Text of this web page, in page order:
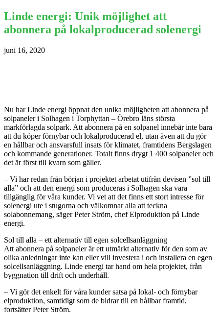
Linde energi: Unik möjlighet att
abonnera på lokalproducerad solenergi
juni 16, 2020
Nu har Linde energi öppnat den unika möjligheten att abonnera på
solpaneler i Solhagen i Torphyttan – Örebro läns största
markförlagda solpark. Att abonnera på en solpanel innebär inte bara
att du köper förnybar och lokalproducerad el, utan även att du gör
en hållbar och ansvarsfull insats för klimatet, framtidens Bergslagen
och kommande generationer. Totalt finns drygt 1 400 solpaneler och
det är först till kvarn som gäller.
– Vi har redan från början i projektet arbetat utifrån devisen ”sol till
alla” och att den energi som produceras i Solhagen ska vara
tillgänglig för våra kunder. Vi vet att det finns ett stort intresse för
solenergi ute i stugorna och välkomnar alla att teckna
solabonnemang, säger Peter Ström, chef Elproduktion på Linde
energi.
Sol till alla – ett alternativ till egen solcellsanläggning
Att abonnera på solpaneler är ett utmärkt alternativ för den som av
olika anledningar inte kan eller vill investera i och installera en egen
solcellsanläggning. Linde energi tar hand om hela projektet, från
byggnation till drift och underhåll.
– Vi gör det enkelt för våra kunder satsa på lokal- och förnybar
elproduktion, samtidigt som de bidrar till en hållbar framtid,
fortsätter Peter Ström.